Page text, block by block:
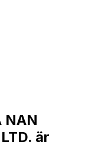
NAN
är